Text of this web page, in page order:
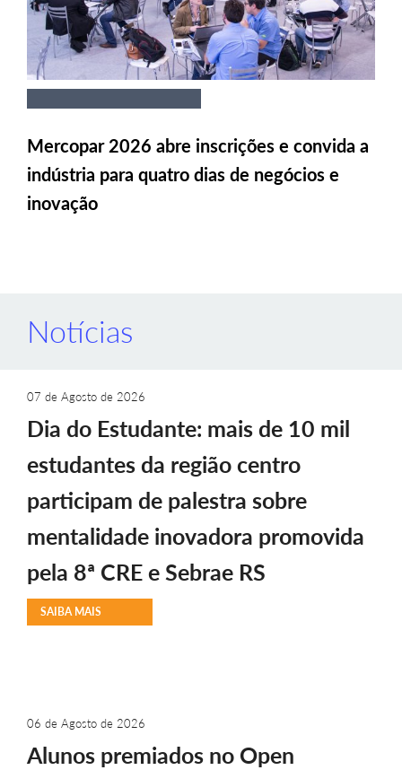
Mercopar 2026 abre inscrições e convida a
indústria para quatro dias de negócios e
inovação
Notícias
07 de Agosto de 2026
Dia do Estudante: mais de 10 mil
estudantes da região centro
participam de palestra sobre
mentalidade inovadora promovida
pela 8ª CRE e Sebrae RS
SAIBA MAIS
06 de Agosto de 2026
Alunos premiados no Open